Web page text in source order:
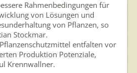
Rahmenbedingungen für
von Lösungen und
von Pflanzen, so
Stockmar.
entfalten vor
Produktion Potenziale,
Krennwallner.